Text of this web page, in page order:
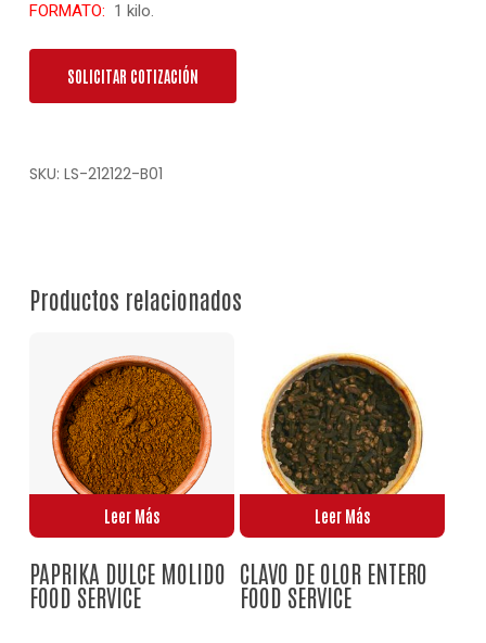
No hay productos en el carrito.
FORMATO: 1 kilo.
SOLICITAR COTIZACIÓN
SKU: LS-212122-B01
Productos relacionados
Leer Más
PAPRIKA DULCE MOLIDO
FOOD SERVICE
Leer Más
CLAVO DE OLOR ENTERO
FOOD SERVICE